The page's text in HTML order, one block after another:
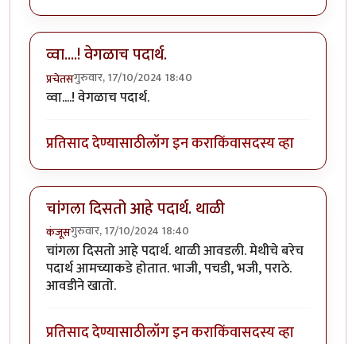
व्वा....! वेगळाच पदार्थ.
प्रचेतसगुरुवार, 17/10/2024 18:40
व्वा....! वेगळाच पदार्थ.
प्रतिसाद देण्यासाठीलॉग इन कराकिंवासदस्य व्हा
चांगला दिसतो आहे पदार्थ. थाळी
कंजूसगुरुवार, 17/10/2024 18:40
चांगला दिसतो आहे पदार्थ. थाळी आवडली. मेथीचे बरेच
पदार्थ आमच्याकडे होतात. भाजी, पचडी, भजी, पराठे.
आवडीने खातो.
प्रतिसाद देण्यासाठीलॉग इन कराकिंवासदस्य व्हा